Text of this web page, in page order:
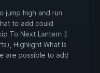
jump high and run
to add could
To Next Lantern (i
Highlight What Is
are possible to add